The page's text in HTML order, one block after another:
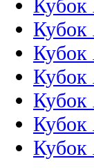
Кубок
Кубок
Кубок
Кубок
Кубок
Кубок